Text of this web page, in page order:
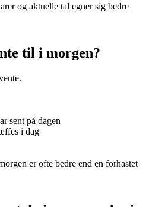
og aktuelle tal egner sig bedre
til i morgen?
sent på dagen
i dag
er ofte bedre end en forhastet